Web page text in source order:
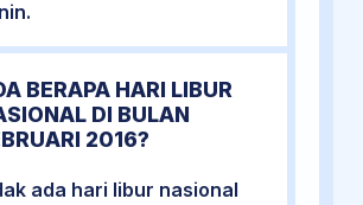
BERAPA HARI LIBUR
DI BULAN
2016?
ada hari libur nasional